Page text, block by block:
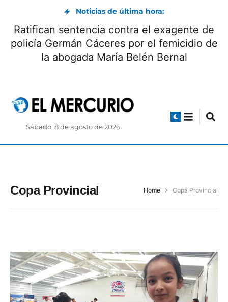
Noticias de última hora:
Ratifican sentencia contra el exagente de
policía Germán Cáceres por el femicidio de
la abogada María Belén Bernal
Sábado, 8 de agosto de 2026
Copa Provincial Home Copa Provincial